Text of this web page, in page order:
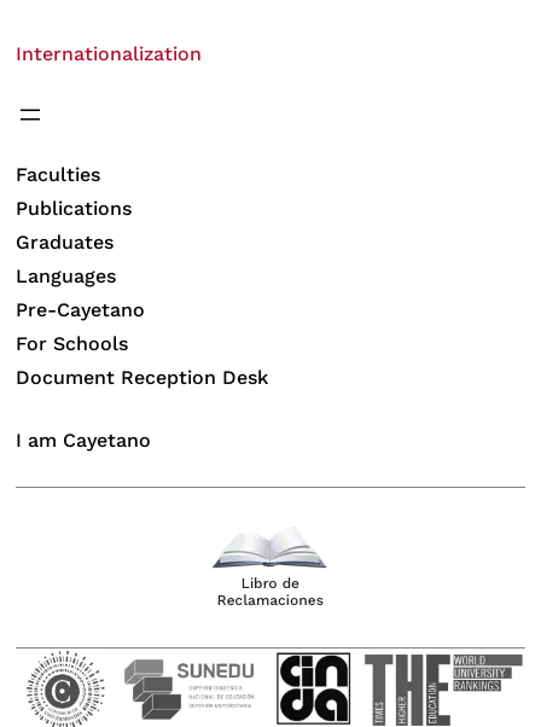
Internationalization
Faculties
Publications
Graduates
Languages
Pre-Cayetano
For Schools
Document Reception Desk
I am Cayetano